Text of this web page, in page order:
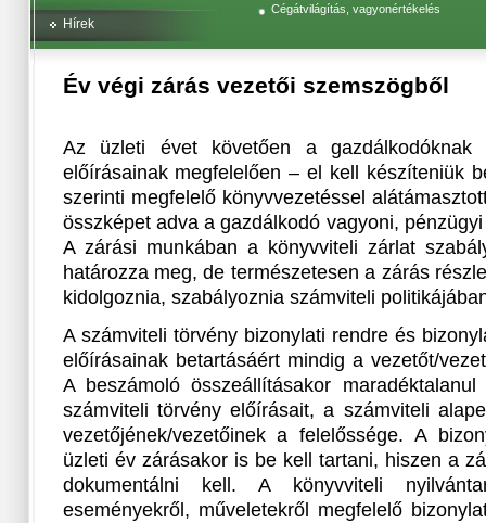
Hírek
Cégátvilágítás, vagyonértékelés
Év végi zárás vezetői szemszögből
Az üzleti évet követően a
előírásainak megfelelően – el kell készíteniük
szerinti megfelelő könyvvezetéssel
összképet adva a gazdálkodó vagyoni,
A zárási munkában a könyvviteli zárlat
határozza meg, de természetesen a zárás
kidolgoznia, szabályoznia számviteli
A számviteli törvény bizonylati rendre és
előírásainak betartásáért mindig a vezetőt/
A beszámoló összeállításakor
számviteli törvény előírásait, a számviteli
vezetőjének/vezetőinek a felelőssége. A
üzleti év zárásakor is be kell tartani, hiszen a
dokumentálni kell. A könyvviteli
eseményekről, műveletekről megfelelő